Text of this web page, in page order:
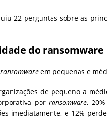
22 perguntas sobre as
do ransomware
ransomware em pequenas e
de pequeno a
porransomware,
imediatamente, e 12%